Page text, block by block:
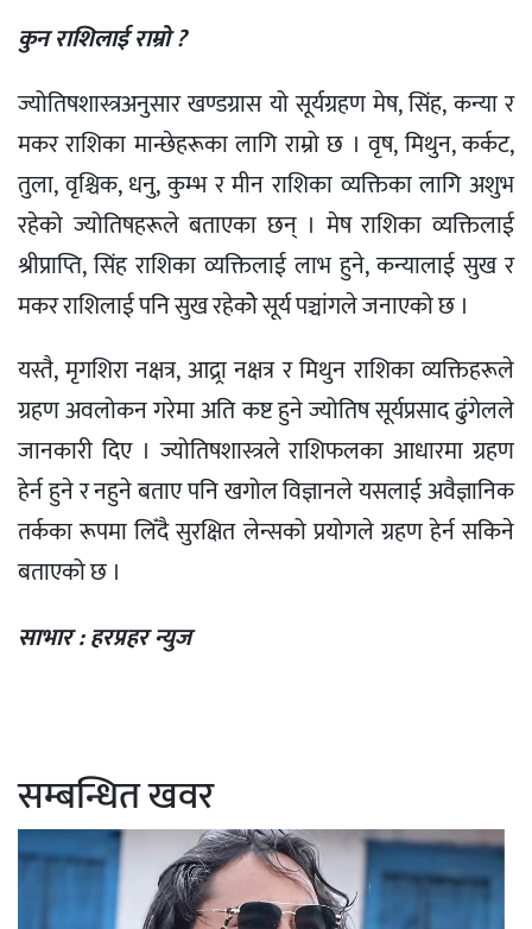
कुन राशिलाई राम्रो ?
ज्योतिषशास्त्रअनुसार खण्डग्रास यो सूर्यग्रहण मेष, सिंह, कन्या र
मकर राशिका मान्छेहरूका लागि राम्रो छ । वृष, मिथुन, कर्कट,
तुला, वृश्चिक, धनु, कुम्भ र मीन राशिका व्यक्तिका लागि अशुभ
रहेको ज्योतिषहरूले बताएका छन् । मेष राशिका व्यक्तिलाई
श्रीप्राप्ति, सिंह राशिका व्यक्तिलाई लाभ हुने, कन्यालाई सुख र
मकर राशिलाई पनि सुख रहेकोे सूर्य पञ्चांगले जनाएको छ ।
यस्तै, मृगशिरा नक्षत्र, आद्र्रा नक्षत्र र मिथुन राशिका व्यक्तिहरूले
ग्रहण अवलोकन गरेमा अति कष्ट हुने ज्योतिष सूर्यप्रसाद ढुंगेलले
जानकारी दिए । ज्योतिषशास्त्रले राशिफलका आधारमा ग्रहण
हेर्न हुने र नहुने बताए पनि खगोल विज्ञानले यसलाई अवैज्ञानिक
तर्कका रूपमा लिँदै सुरक्षित लेन्सको प्रयोगले ग्रहण हेर्न सकिने
बताएको छ ।
साभार : हरप्रहर न्युज
सम्बन्धित खवर